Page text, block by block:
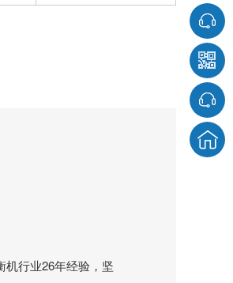
机行业26年经验，坚